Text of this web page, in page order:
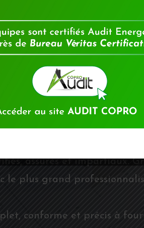
des régions Île-de-
assurés et impartiaux.
le plus grand
conforme et précis à